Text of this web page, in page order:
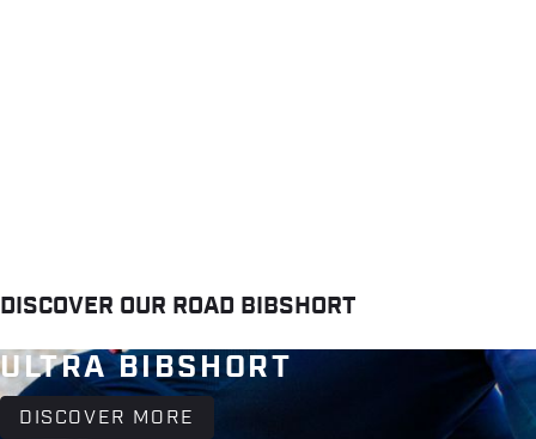
DISCOVER OUR ROAD BIBSHORT
ULTRA BIBSHORT
DISCOVER MORE